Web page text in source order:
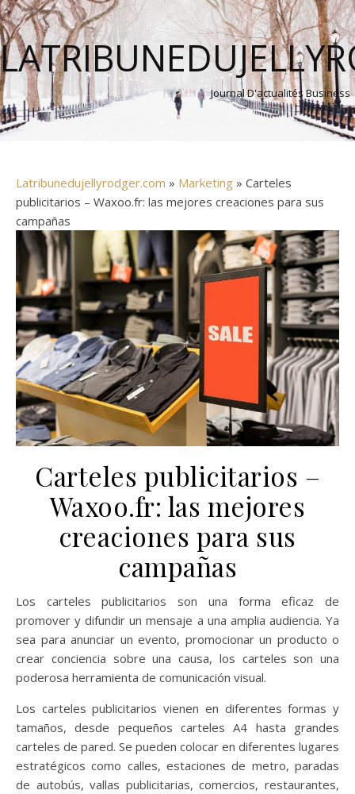
Journal D'actualités Business
Latribunedujellyrodger.com » Marketing » Carteles
publicitarios – Waxoo.fr: las mejores creaciones para sus
campañas
Carteles publicitarios –
Waxoo.fr: las mejores
creaciones para sus
campañas
Los carteles publicitarios son una forma eficaz de
promover y difundir un mensaje a una amplia audiencia. Ya
sea para anunciar un evento, promocionar un producto o
crear conciencia sobre una causa, los carteles son una
poderosa herramienta de comunicación visual.
Los carteles publicitarios vienen en diferentes formas y
tamaños, desde pequeños carteles A4 hasta grandes
carteles de pared. Se pueden colocar en diferentes lugares
estratégicos como calles, estaciones de metro, paradas
de autobús, vallas publicitarias, comercios, restaurantes,